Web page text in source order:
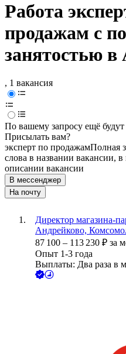
Работа
продажам с
занятостью в
, 1 вакансия
По вашему запросу ещё
Присылать вам?
эксперт по продажамПолная
слова в названии вакансии,
описании вакансии
В мессенджер
На почту
Директор магазина-
Андрейково,
87 100 – 113 230 ₽ за
Опыт 1-3 года
Выплаты: Два раза в